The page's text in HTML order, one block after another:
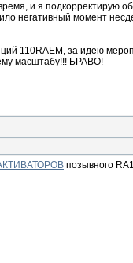
и я подкорректирую
негативный момент
110RAEM, за идею
масштабу!!! БРАВО!
позывного